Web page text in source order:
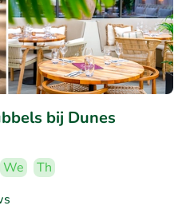
bij Dunes
We
Th